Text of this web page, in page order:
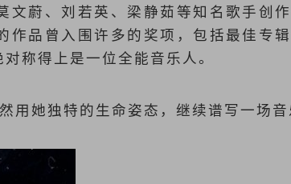
文蔚、刘若英、梁静茹等知名歌手创
作品曾入围许多的奖项，包括最佳专
称得上是一位全能音乐人。
她独特的生命姿态，继续谱写一场音